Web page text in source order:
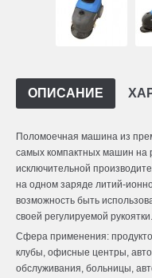
ОПИСАНИЕ
Поломоечная машина из
самых компактных машин на
исключительной
на одном заряде литий-
возможность быть
своей регулируемой рукоятки.
Сфера применения:
клубы, офисные центры,
обслуживания, больницы,